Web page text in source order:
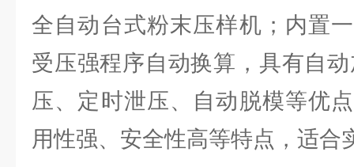
全自动台式粉末压样机；内置
受压强程序自动换算，具有自
压、定时泄压、自动脱模等优
用性强、安全性高等特点，适合